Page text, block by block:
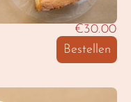
€30.00
Bestellen